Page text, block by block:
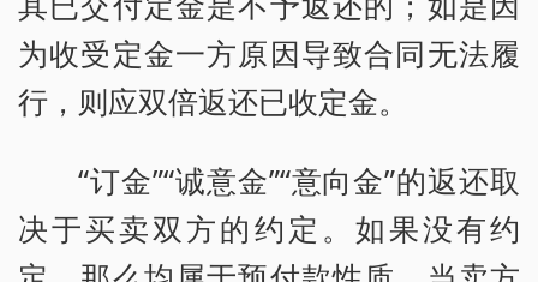
为收受定金一方原因导致合同无法履
行，则应双倍返还已收定金。
“订金”“诚意金”“意向金”的返还取
决于买卖双方的约定。如果没有约